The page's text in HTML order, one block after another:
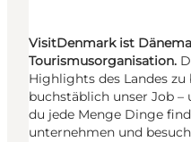
VisitDenmark ist
Tourismusorganisation.
Highlights des Landes zu
buchstäblich unser Job –
du jede Menge Dinge
unternehmen und